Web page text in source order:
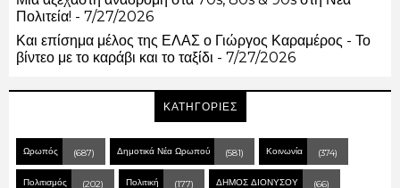
Πολιτεία! - 7/27/2026
Και επίσημα μέλος της ΕΛΑΣ ο Γιώργος Καραμέρος - Το
βίντεο με το καράβι και το ταξίδι - 7/27/2026
ΚΑΤΗΓΟΡΙΕΣ
Ωρωπός (687) Δημοτικά Νέα Ωρωπού (581) Κοινωνία (374)
Πολιτισμός (202) Πολιτική (177) ΔΗΜΟΣ ΔΙΟΝΥΣΟΥ (66)